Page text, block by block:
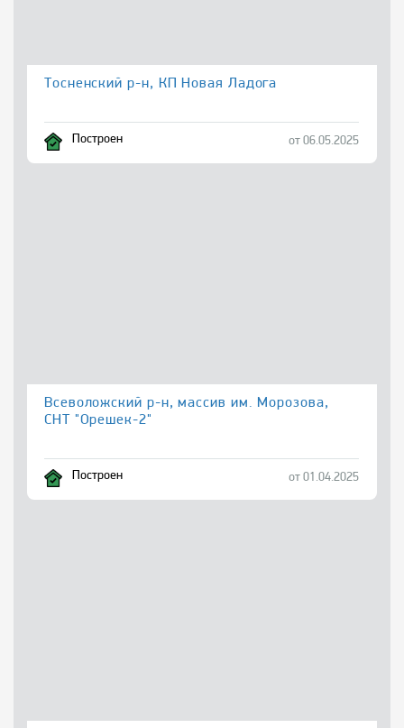
Тосненский р-н, КП Новая Ладога
Построен от 06.05.2025
Всеволожский р-н, массив им. Морозова,
СНТ "Орешек-2"
Построен от 01.04.2025